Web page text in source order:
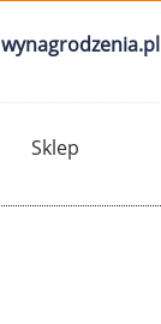
wynagrodzenia.pl
Sklep